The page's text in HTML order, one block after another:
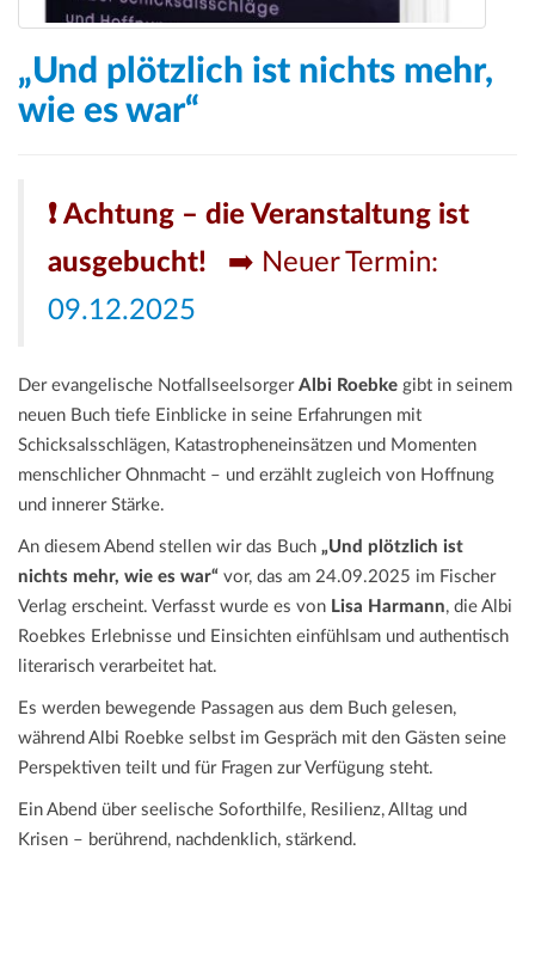
„Und plötzlich ist nichts mehr,
wie es war“
❗ Achtung – die Veranstaltung ist
ausgebucht! ➡️ Neuer Termin:
09.12.2025
Der evangelische Notfallseelsorger Albi Roebke gibt in seinem
neuen Buch tiefe Einblicke in seine Erfahrungen mit
Schicksalsschlägen, Katastropheneinsätzen und Momenten
menschlicher Ohnmacht – und erzählt zugleich von Hoffnung
und innerer Stärke.
An diesem Abend stellen wir das Buch „Und plötzlich ist
nichts mehr, wie es war“ vor, das am 24.09.2025 im Fischer
Verlag erscheint. Verfasst wurde es von Lisa Harmann, die Albi
Roebkes Erlebnisse und Einsichten einfühlsam und authentisch
literarisch verarbeitet hat.
Es werden bewegende Passagen aus dem Buch gelesen,
während Albi Roebke selbst im Gespräch mit den Gästen seine
Perspektiven teilt und für Fragen zur Verfügung steht.
Ein Abend über seelische Soforthilfe, Resilienz, Alltag und
Krisen – berührend, nachdenklich, stärkend.